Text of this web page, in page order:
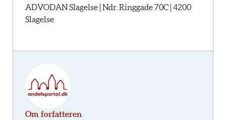
ADVODAN Slagelse | Ndr. Ringgade 70C | 4200
Slagelse
Om forfatteren